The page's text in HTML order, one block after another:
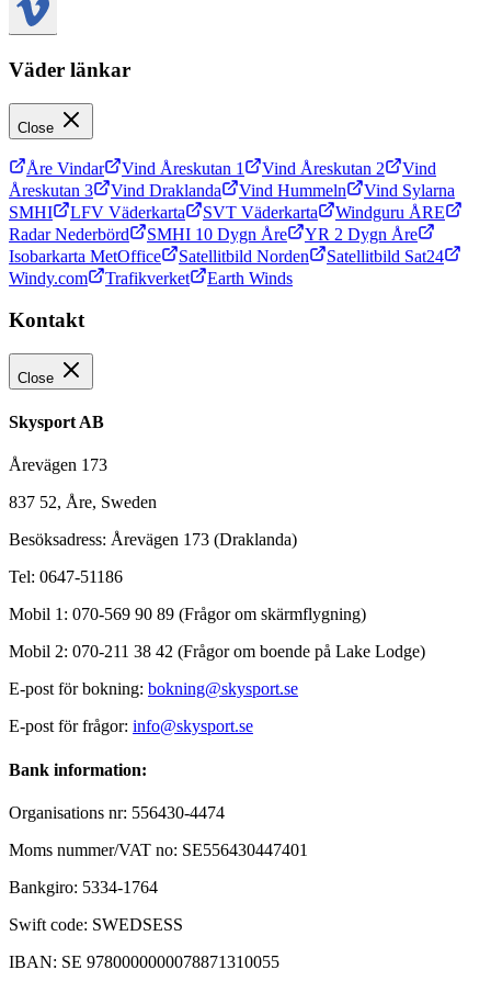
Väder länkar
Close
Åre Vindar Vind Åreskutan 1 Vind Åreskutan 2
Vind
Åreskutan 3
Vind Draklanda Vind Hummeln
Vind Sylarna
SMHI
LFV Väderkarta SVT Väderkarta
Windguru ÅRE
Radar Nederbörd
SMHI 10 Dygn Åre
YR 2 Dygn Åre
Isobarkarta MetOffice
Satellitbild Norden
Satellitbild Sat24
Windy.com
Trafikverket Earth Winds
Kontakt
Close
Skysport AB
Årevägen 173
837 52, Åre, Sweden
Besöksadress: Årevägen 173 (Draklanda)
Tel: 0647-51186
Mobil 1: 070-569 90 89 (Frågor om skärmflygning)
Mobil 2: 070-211 38 42 (Frågor om boende på Lake Lodge)
E-post för bokning: bokning@skysport.se
E-post för frågor: info@skysport.se
Bank information:
Organisations nr: 556430-4474
Moms nummer/VAT no: SE556430447401
Bankgiro: 5334-1764
Swift code: SWEDSESS
IBAN: SE 9780000000078871310055